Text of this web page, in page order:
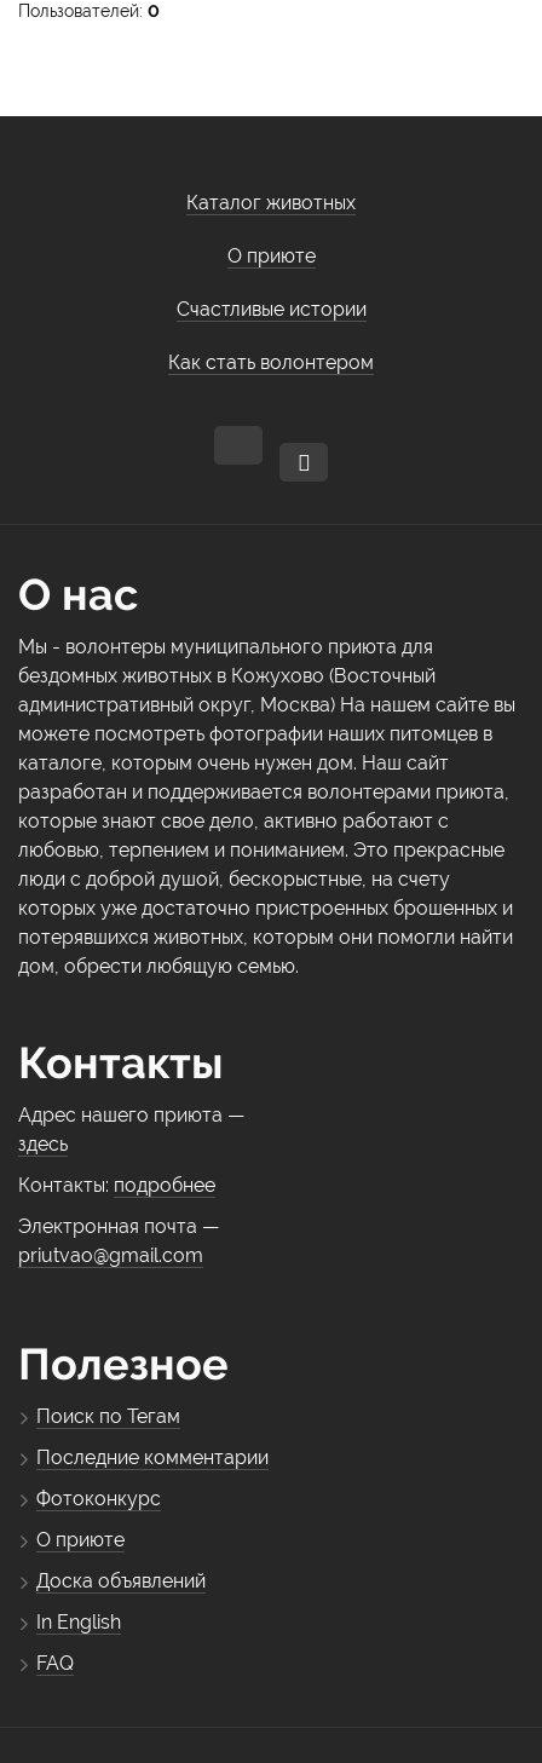
Пользователей: 0
Каталог животных
О приюте
Счастливые истории
Как стать волонтером
О нас
Мы - волонтеры муниципального приюта для
бездомных животных в Кожухово (Восточный
административный округ, Москва) На нашем сайте вы
можете посмотреть фотографии наших питомцев в
каталоге, которым очень нужен дом. Наш сайт
разработан и поддерживается волонтерами приюта,
которые знают свое дело, активно работают с
любовью, терпением и пониманием. Это прекрасные
люди с доброй душой, бескорыстные, на счету
которых уже достаточно пристроенных брошенных и
потерявшихся животных, которым они помогли найти
дом, обрести любящую семью.
Контакты
Адрес нашего приюта —
здесь
Контакты: подробнее
Электронная почта —
priutvao@gmail.com
Полезное
Поиск по Тегам
Последние комментарии
Фотоконкурс
О приюте
Доска объявлений
In English
FAQ